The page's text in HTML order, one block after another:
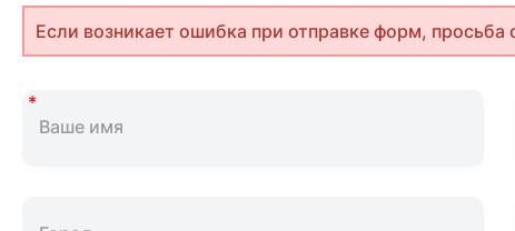
Если возникает ошибка при отправке форм,